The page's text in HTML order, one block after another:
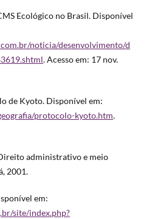
Ecológico no Brasil. Disponível
noticia/desenvolvimento/d
. Acesso em: 17 nov.
de Kyoto. Disponível em:
protocolo-kyoto.htm.
administrativo e meio
2001.
em:
site/index.php?